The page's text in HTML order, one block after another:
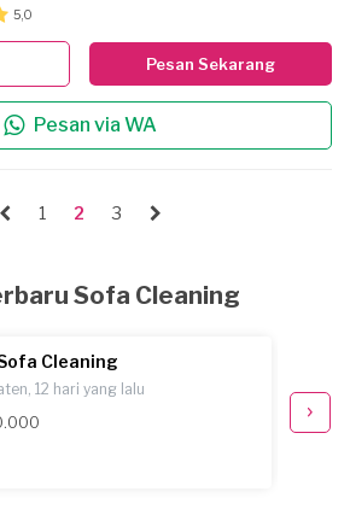
5,0
Pesan Sekarang
Pesan via WA
1 2 3
Sofa Cleaning
Cleaning
12 hari yang lalu
Bekasi
Rp